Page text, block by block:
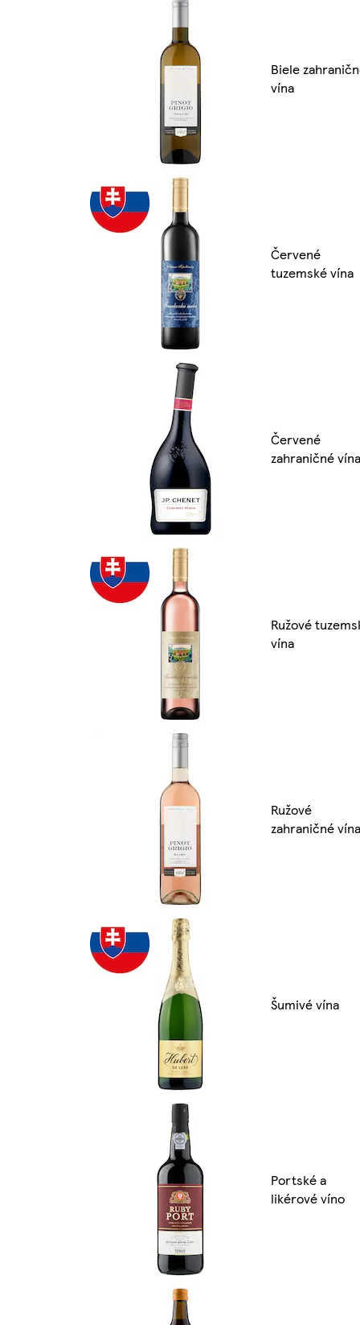
Biele
vína
Červené
tuzemské vína
Červené
zahraničné vína
Ružové
vína
Ružové
zahraničné vína
Šumivé vína
Portské a
likérové víno